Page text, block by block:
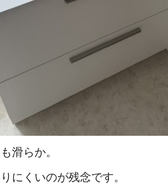
滑らか。
にくいのが残念です。